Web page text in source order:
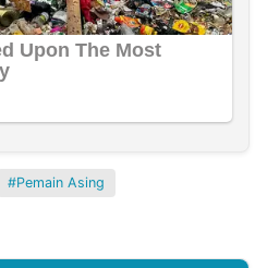
Pemain Asing